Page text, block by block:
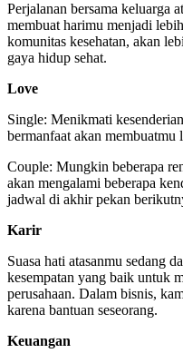
Perjalanan bersama keluarga
membuat harimu menjadi
komunitas kesehatan, akan
gaya hidup sehat.
Love
Single: Menikmati
bermanfaat akan
Couple: Mungkin beberapa
akan mengalami beberapa
jadwal di akhir pekan
Karir
Suasa hati atasanmu sedang
kesempatan yang baik untuk
perusahaan. Dalam bisnis,
karena bantuan seseorang.
Keuangan